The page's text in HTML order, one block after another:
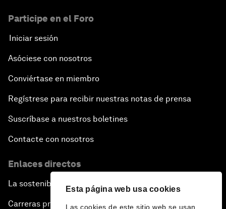
Esta página web usa cookies
Las cookies de este sitio web se usan
Participe en el Foro
Iniciar sesión
Asóciese con nosotros
Conviértase en miembro
Regístrese para recibir nuestras notas de prensa
Suscríbase a nuestros boletines
Contacte con nosotros
Enlaces directos
La sostenibilidad en el Foro
Carreras profesionales